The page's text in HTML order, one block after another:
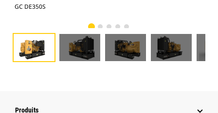
GC DE350S
Produits